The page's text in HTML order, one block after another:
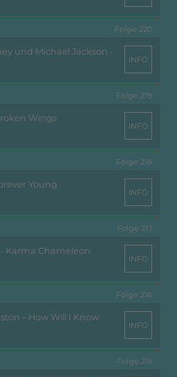
Folge 220
und Michael Jackson -
INFO
Folge 219
Wings
INFO
Folge 218
Young
INFO
Folge 217
Karma Chameleon
INFO
Folge 216
– How Will I Know
INFO
Folge 215